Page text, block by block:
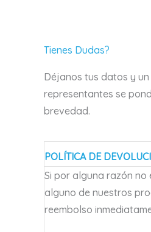
Tienes Dudas?
Déjanos tus datos y
representantes se
brevedad.
POLÍTICA DE
Si por alguna razón no
alguno de nuestros
reembolso